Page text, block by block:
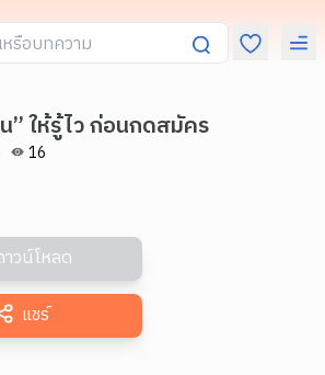
” ให้รู้ไว ก่อนกดสมัคร
16
าวน์โหลด
แชร์